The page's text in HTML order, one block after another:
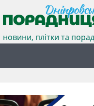
новини, плітки та